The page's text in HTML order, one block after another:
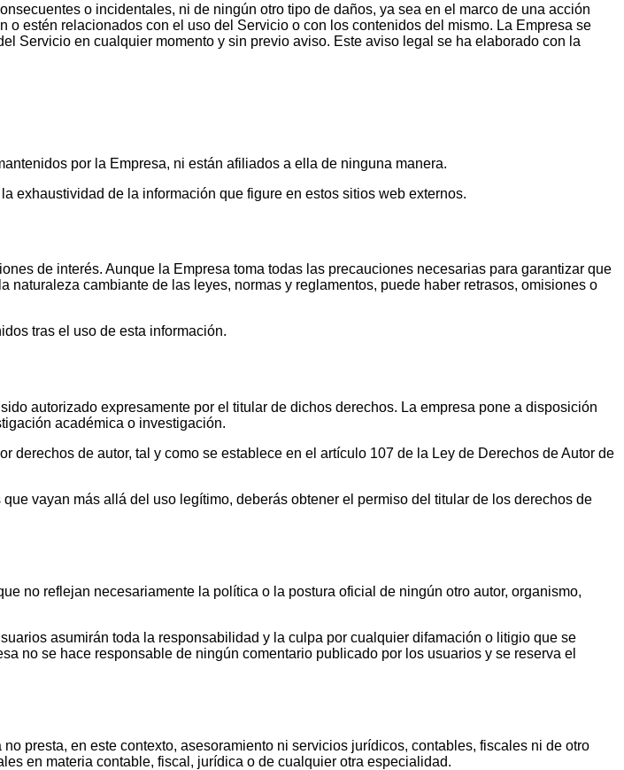
o incidentales, ni de ningún otro tipo de daños, ya sea en el marco de una acción
estén relacionados con el uso del Servicio o con los contenidos del mismo. La Empresa se
Servicio en cualquier momento y sin previo aviso. Este aviso legal se ha elaborado con la
por la Empresa, ni están afiliados a ella de ninguna manera.
exhaustividad de la información que figure en estos sitios web externos.
de interés. Aunque la Empresa toma todas las precauciones necesarias para garantizar que
cambiante de las leyes, normas y reglamentos, puede haber retrasos, omisiones o
tras el uso de esta información.
autorizado expresamente por el titular de dichos derechos. La empresa pone a disposición
académica o investigación.
derechos de autor, tal y como se establece en el artículo 107 de la Ley de Derechos de Autor de
vayan más allá del uso legítimo, deberás obtener el permiso del titular de los derechos de
no reflejan necesariamente la política o la postura oficial de ningún otro autor, organismo,
asumirán toda la responsabilidad y la culpa por cualquier difamación o litigio que se
no se hace responsable de ningún comentario publicado por los usuarios y se reserva el
presta, en este contexto, asesoramiento ni servicios jurídicos, contables, fiscales ni de otro
en materia contable, fiscal, jurídica o de cualquier otra especialidad.